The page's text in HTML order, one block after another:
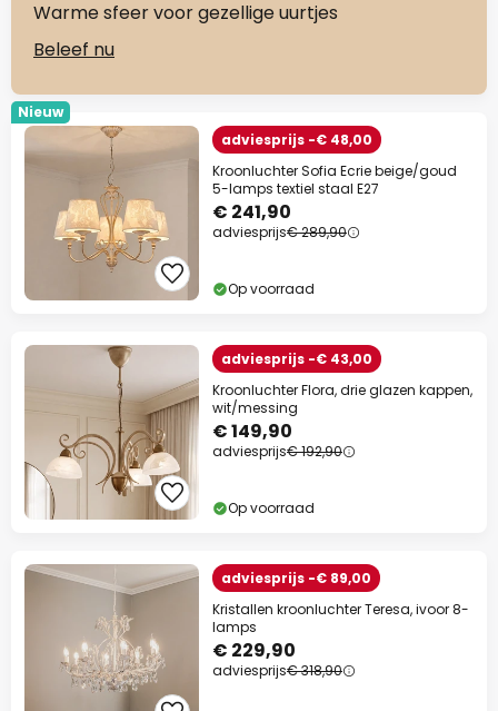
Warme sfeer voor gezellige uurtjes
Beleef nu
Nieuw
adviesprijs -€ 48,00
Kroonluchter Sofia Ecrie beige/goud
5-lamps textiel staal E27
€ 241,90
adviesprijs€ 289,90
Op voorraad
adviesprijs -€ 43,00
Kroonluchter Flora, drie glazen kappen,
wit/messing
€ 149,90
adviesprijs€ 192,90
Op voorraad
adviesprijs -€ 89,00
Kristallen kroonluchter Teresa, ivoor 8-
lamps
€ 229,90
adviesprijs€ 318,90